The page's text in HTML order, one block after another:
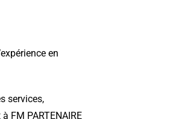
en
services,
FM PARTENAIRE